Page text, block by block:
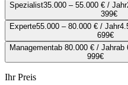
Spezialist35.000 – 55.000 € / Jahr
399€
Experte55.000 – 80.000 € / Jahr
699€
Managementab 80.000 € / Jahrab
999€
Ihr Preis